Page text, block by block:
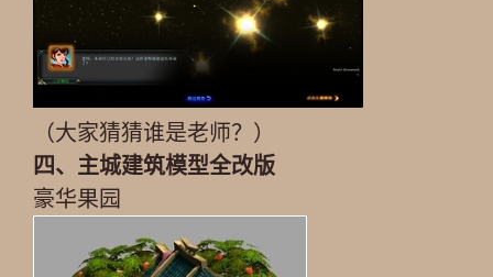
（大家猜猜谁是老师？）
四、主城建筑模型全改版
豪华果园